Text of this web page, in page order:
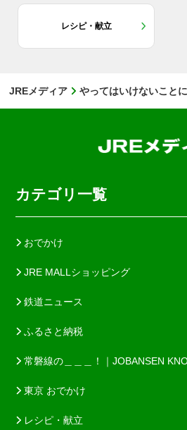
レシピ・献立
JREメディア やってはいけないこと
カテゴリ一覧
おでかけ
JRE MALLショッピング
鉄道ニュース
ふるさと納税
常磐線の＿＿＿！｜JOBANSEN
東京 おでかけ
レシピ・献立